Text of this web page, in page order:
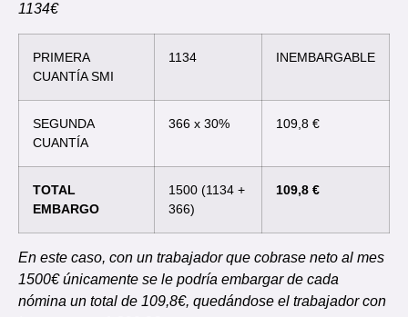
1134€
PRIMERA
CUANTÍA SMI
1134 INEMBARGABLE
SEGUNDA
CUANTÍA
366 x 30% 109,8 €
TOTAL
EMBARGO
1500 (1134 +
366)
109,8 €
En este caso, con un trabajador que cobrase neto al mes
1500€ únicamente se le podría embargar de cada
nómina un total de 109,8€, quedándose el trabajador con